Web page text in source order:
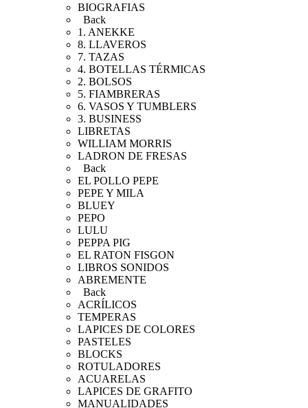
BIOGRAFIAS
Back
1. ANEKKE
8. LLAVEROS
7. TAZAS
4. BOTELLAS TÉRMICAS
2. BOLSOS
5. FIAMBRERAS
6. VASOS Y TUMBLERS
3. BUSINESS
LIBRETAS
WILLIAM MORRIS
LADRON DE FRESAS
Back
EL POLLO PEPE
PEPE Y MILA
BLUEY
PEPO
LULU
PEPPA PIG
EL RATON FISGON
LIBROS SONIDOS
ABREMENTE
Back
ACRÍLICOS
TEMPERAS
LAPICES DE COLORES
PASTELES
BLOCKS
ROTULADORES
ACUARELAS
LAPICES DE GRAFITO
MANUALIDADES